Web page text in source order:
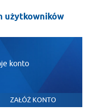
użytkowników
konto
ZAŁÓŻ KONTO